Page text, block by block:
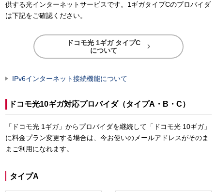
供する光インターネットサービスです。1ギガタイプCのプロバイダ
は下記をご確認ください。
ドコモ光 1ギガ タイプC
について

IPv6インターネット接続機能について
ドコモ光10ギガ対応プロバイダ（タイプA・B・C）
「ドコモ光 1ギガ」からプロバイダを継続して「ドコモ光 10ギガ」
に料金プラン変更する場合は、今お使いのメールアドレスがそのま
まご利用になれます。
タイプA